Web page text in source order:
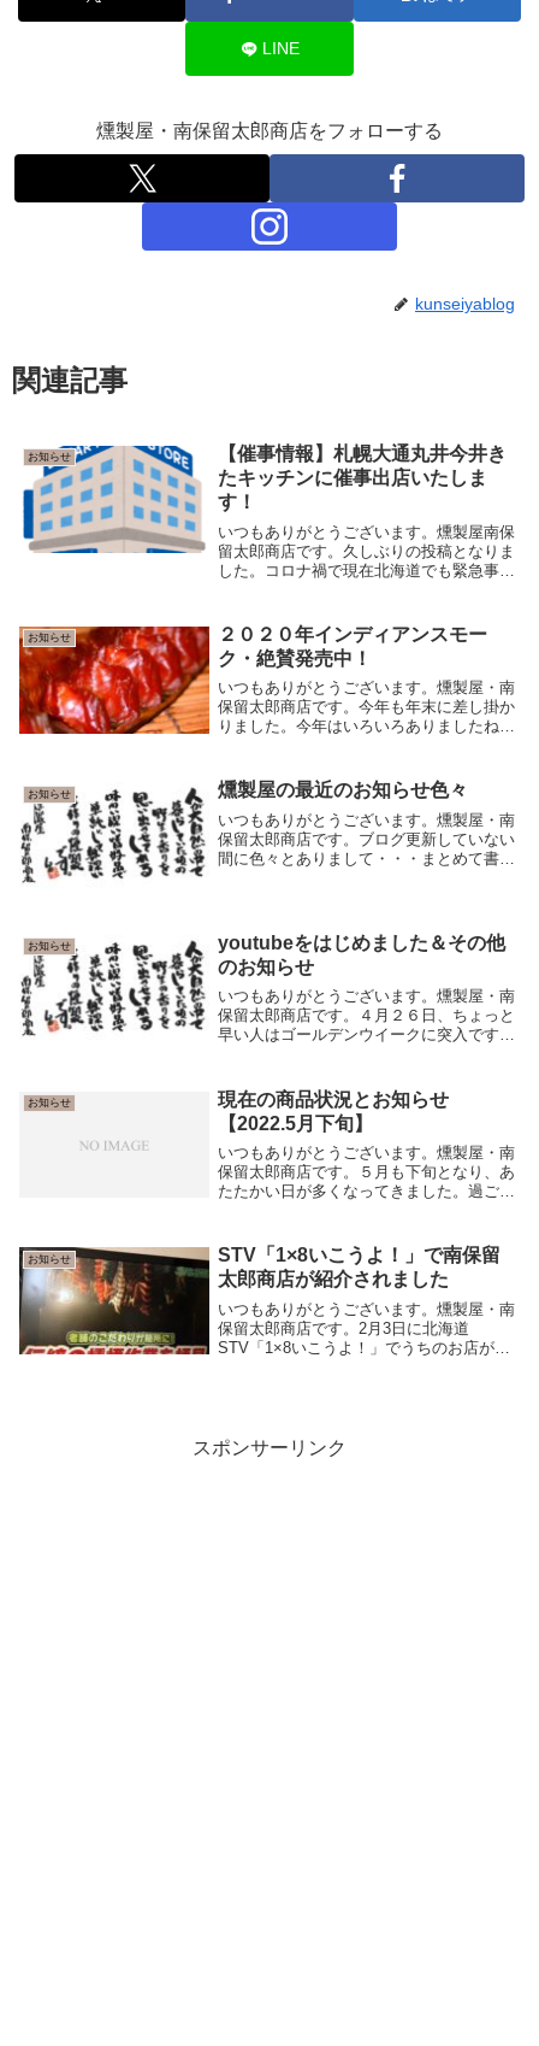
LINE
燻製屋・南保留太郎商店をフォローする
kunseiyablog
関連記事
お知らせ
【催事情報】札幌大通丸井今井き
たキッチンに催事出店いたしま
す！
いつもありがとうございます。燻製屋南保
留太郎商店です。久しぶりの投稿となりま
した。コロナ禍で現在北海道でも緊急事態
す。不要不急の外出は控えていただきなが
らも、お近く...
お知らせ
２０２０年インディアンスモー
ク・絶賛発売中！
いつもありがとうございます。燻製屋・南
保留太郎商店です。今年も年末に差し掛か
りました。今年はいろいろありましたね
ろいろありました。過去の話のように書い
てしまいました...
お知らせ 燻製屋の最近のお知らせ色々
いつもありがとうございます。燻製屋・南
保留太郎商店です。ブログ更新していない
間に色々とありまして・・・まとめて書き
（多数）を値...
お知らせ
youtubeをはじめました＆その他
のお知らせ
いつもありがとうございます。燻製屋・南
保留太郎商店です。４月２６日、ちょっと
早い人はゴールデンウイークに突入です
なのにどこもお出かけできません。( ;∀;)４
月２５...
お知らせ
現在の商品状況とお知らせ
【2022.5月下旬】
いつもありがとうございます。燻製屋・南
保留太郎商店です。５月も下旬となり、あ
たたかい日が多くなってきました。過ごし
えび燻製は在庫も落ち着き安定してきまし
た。今ま...
お知らせ
STV「1×8いこうよ！」で南保留
太郎商店が紹介されました
いつもありがとうございます。燻製屋・南
保留太郎商店です。2月3日に北海道
STV「1×8いこうよ！」でうちのお店が放
スポンサーリンク